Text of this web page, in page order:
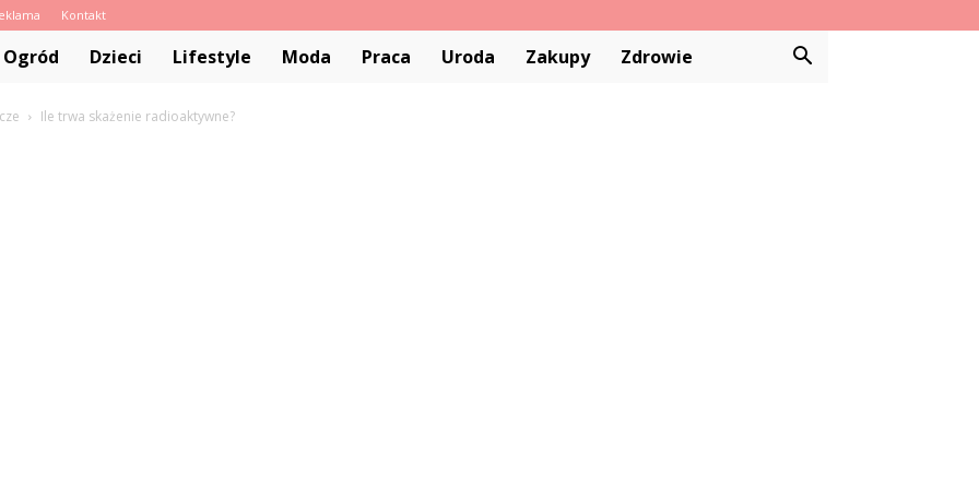
Kontakt
Ogród Dzieci Lifestyle Moda Praca Uroda Zakupy Zdrowie
Ile trwa skażenie radioaktywne?